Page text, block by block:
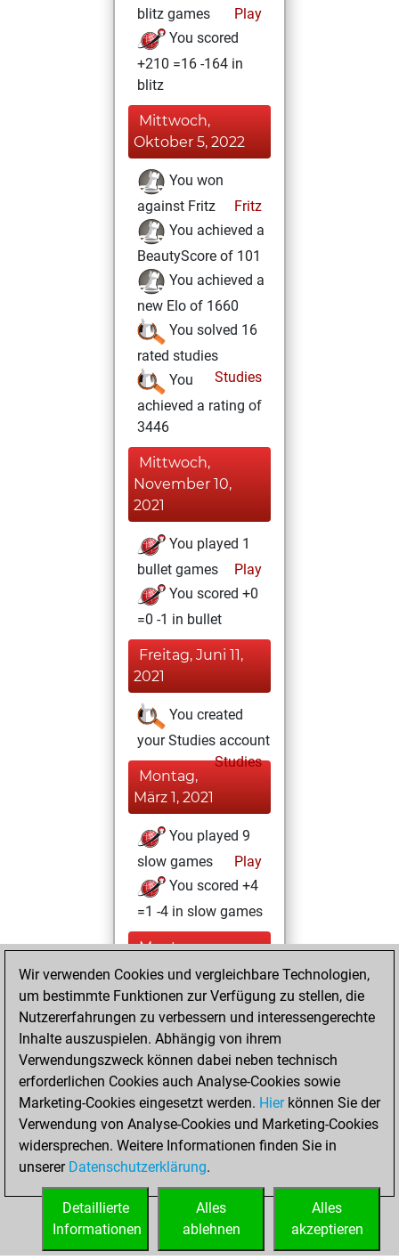
blitz games
Play
You scored
+210 =16 -164 in
blitz
Mittwoch,
Oktober 5, 2022
You won
against Fritz
Fritz
You achieved a
BeautyScore of 101
You achieved a
new Elo of 1660
You solved 16
rated studies
Studies
You
achieved a rating of
3446
Mittwoch,
November 10,
2021
You played 1
bullet games
Play
You scored +0
=0 -1 in bullet
Freitag, Juni 11,
2021
You created
your Studies account
Studies
Montag,
März 1, 2021
You played 9
slow games
Play
You scored +4
=1 -4 in slow games
Montag,
Dezember 21,
2020
sprint of 94 positions
Tactics
Montag,
November 30,
2020
You created
your Fritz account
Wir verwenden Cookies und vergleichbare Technologien,
um bestimmte Funktionen zur Verfügung zu stellen, die
Nutzererfahrungen zu verbessern und interessengerechte
Inhalte auszuspielen. Abhängig von ihrem
Verwendungszweck können dabei neben technisch
erforderlichen Cookies auch Analyse-Cookies sowie
Marketing-Cookies eingesetzt werden. Hierkönnen Sie der
Verwendung von Analyse-Cookies und Marketing-Cookies
widersprechen. Weitere Informationen finden Sie in
unserer Datenschutzerklärung.
Alles
akzeptieren
Alles
ablehnen
Detaillierte
Informationen